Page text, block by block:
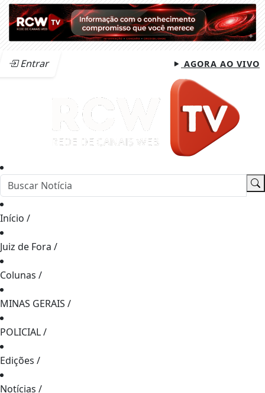
Entrar AGORA AO VIVO
Início /
Juiz de Fora /
Colunas /
MINAS GERAIS /
POLICIAL/
Edições /
Notícias /